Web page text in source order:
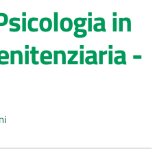
in
-